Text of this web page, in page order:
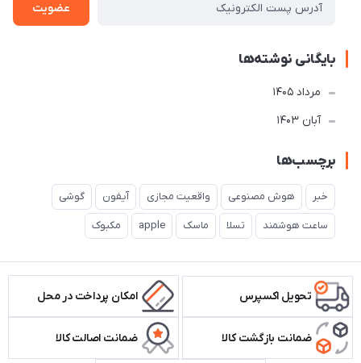
عضویت
بایگانی نوشته‌ها
مرداد 1405
آبان 1403
برچسب‌ها
خبر هوش مصنوعی واقعیت مجازی آیفون گوشی
ساعت هوشمند تسلا ماسک apple مکبوک
تحویل اکسپرس امکان پرداخت در محل
ضمانت بازگشت کالا ضمانت اصالت کالا